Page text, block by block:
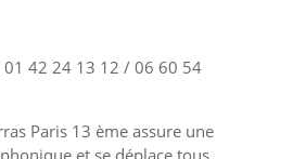
01 42 24 13 12 / 06 60 54
Paris 13 ème assure une
et se déplace tous